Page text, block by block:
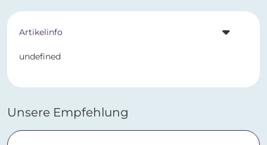
Artikelinfo
undefined
Unsere Empfehlung